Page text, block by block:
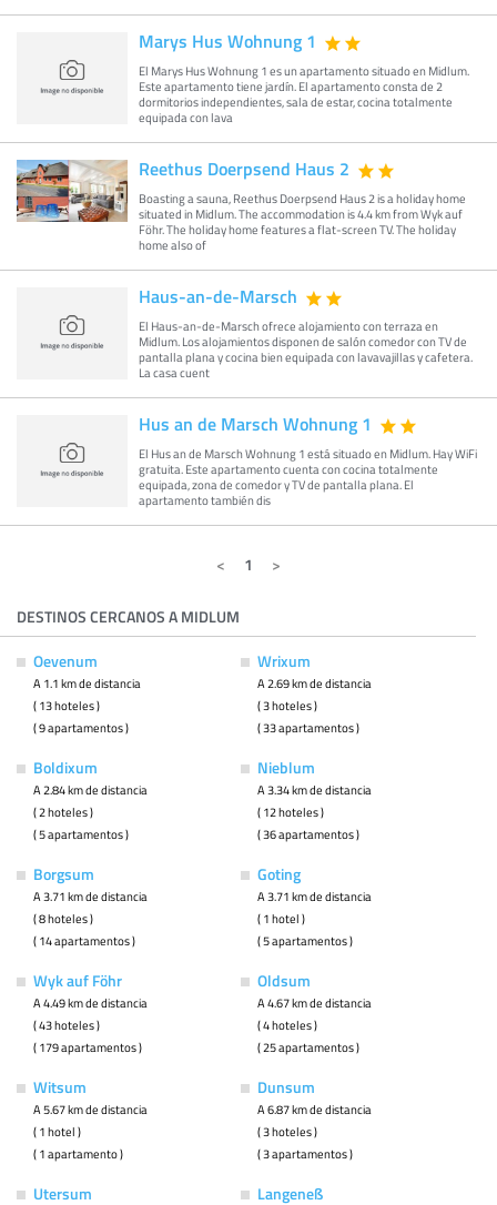
Marys Hus Wohnung 1
El Marys Hus Wohnung 1 es un apartamento situado en Midlum.
Este apartamento tiene jardín. El apartamento consta de 2
dormitorios independientes, sala de estar, cocina totalmente
equipada con lava
Reethus Doerpsend Haus 2
Boasting a sauna, Reethus Doerpsend Haus 2 is a holiday home
situated in Midlum. The accommodation is 4.4 km from Wyk auf
Föhr. The holiday home features a flat-screen TV. The holiday
home also of
Haus-an-de-Marsch
El Haus-an-de-Marsch ofrece alojamiento con terraza en
Midlum. Los alojamientos disponen de salón comedor con TV de
pantalla plana y cocina bien equipada con lavavajillas y cafetera.
La casa cuent
Hus an de Marsch Wohnung 1
El Hus an de Marsch Wohnung 1 está situado en Midlum. Hay WiFi
gratuita. Este apartamento cuenta con cocina totalmente
equipada, zona de comedor y TV de pantalla plana. El
apartamento también dis
1
DESTINOS CERCANOS A MIDLUM
Oevenum
A 1.1 km de distancia
( 13 hoteles )
( 9 apartamentos )
Wrixum
A 2.69 km de distancia
( 3 hoteles )
( 33 apartamentos )
Boldixum
A 2.84 km de distancia
( 2 hoteles )
( 5 apartamentos )
Nieblum
A 3.34 km de distancia
( 12 hoteles )
( 36 apartamentos )
Borgsum
A 3.71 km de distancia
( 8 hoteles )
( 14 apartamentos )
Goting
A 3.71 km de distancia
( 1 hotel )
( 5 apartamentos )
Wyk auf Föhr
A 4.49 km de distancia
( 43 hoteles )
( 179 apartamentos )
Oldsum
A 4.67 km de distancia
( 4 hoteles )
( 25 apartamentos )
Witsum
A 5.67 km de distancia
( 1 hotel )
( 1 apartamento )
Dunsum
A 6.87 km de distancia
( 3 hoteles )
( 3 apartamentos )
Utersum Langeneß